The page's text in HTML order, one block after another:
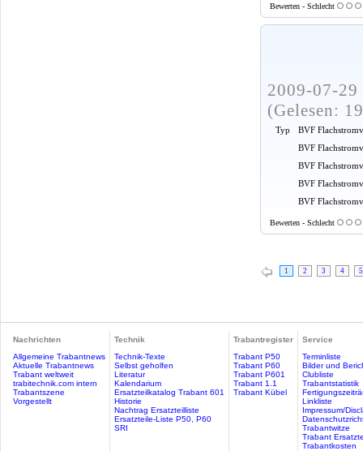
Bewerten - Schlecht
2009-07-
(Gelesen:
Typ
BVF
BVF
BVF
BVF
BVF
Bewerten - Schlecht
1 2 3 4 5
Nachrichten
Allgemeine Trabantnews
Aktuelle Trabantnews
Trabant weltweit
trabitechnik.com intern
Trabantszene
Vorgestellt
Technik
Technik-Texte
Selbst geholfen
Literatur
Kalendarium
Ersatzteilkatalog Trabant 601
Historie
Nachtrag Ersatzteilliste
Ersatzteile-Liste P50, P60
SRI
Trabantregister
Trabant P50
Trabant P60
Trabant P601
Trabant 1.1
Trabant Kübel
Service
Terminliste
Bilder und
Clubliste
Trabantstatistik
Linkliste
Impressum/
Trabantwitze
Trabant
Trabantkosten